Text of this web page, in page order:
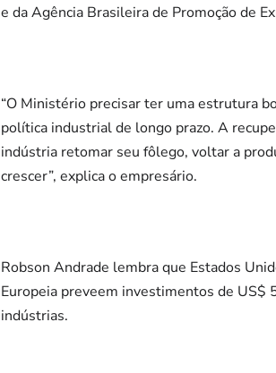
e da Agência Brasileira de Promoção de
“O Ministério precisar ter uma estrutura
política industrial de longo prazo. A
indústria retomar seu fôlego, voltar a
crescer”, explica o empresário.
Robson Andrade lembra que Estados
Europeia preveem investimentos de US$
indústrias.